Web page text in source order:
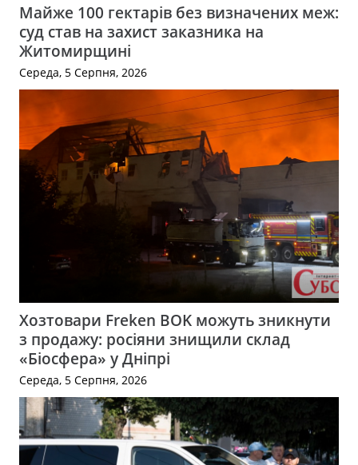
Майже 100 гектарів без визначених меж:
суд став на захист заказника на
Житомирщині
Середа, 5 Серпня, 2026
Хозтовари Freken BOK можуть зникнути
з продажу: росіяни знищили склад
«Біосфера» у Дніпрі
Середа, 5 Серпня, 2026